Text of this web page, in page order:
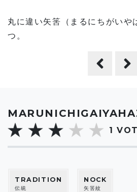
1
TRADITION
伝統
NOCK
矢筈紋
丸に違い矢筈（まるにちがいや
つ。